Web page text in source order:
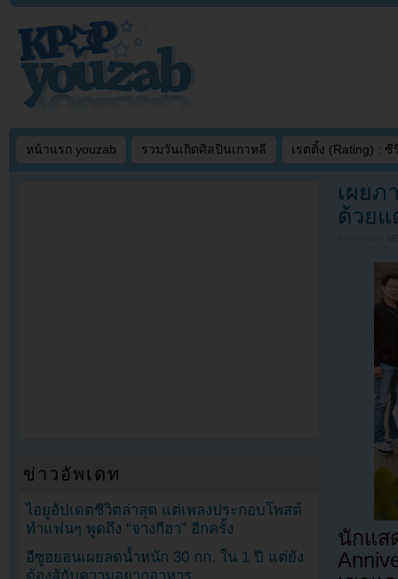
หน้าแรก youzab รวมวันเกิดศิลปินเกาหลี เรตติ้ง (Rating) : ซี
เผยภ
ด้วยแ
นักแ
ข่าวอัพเดท
ไอยูอัปเดตชีวิตล่าสุด แต่เพลงประกอบโพสต์
ทำแฟนๆ พูดถึง “จางกีฮา” อีกครั้ง
อีซูฮยอนเผยลดน้ำหนัก 30 กก. ใน 1 ปี แต่ยัง